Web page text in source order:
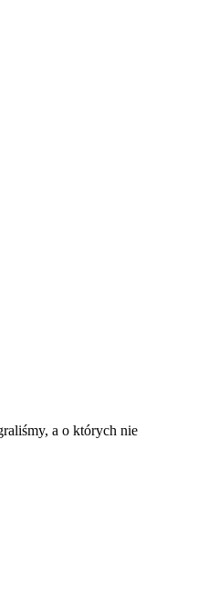
a o których nie